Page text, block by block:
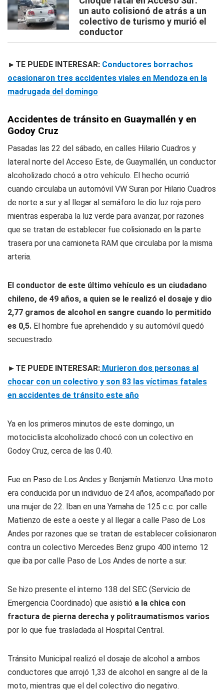
un auto colisionó de atrás a un
colectivo de turismo y murió el
conductor
►TE PUEDE INTERESAR: Conductores borrachos
ocasionaron tres accidentes viales en Mendoza en la
madrugada del domingo
Accidentes de tránsito en Guaymallén y en
Godoy Cruz
Pasadas las 22 del sábado, en calles Hilario Cuadros y
lateral norte del Acceso Este, de Guaymallén, un conductor
alcoholizado chocó a otro vehículo. El hecho ocurrió
cuando circulaba un automóvil VW Suran por Hilario Cuadros
de norte a sur y al llegar al semáforo le dio luz roja pero
mientras esperaba la luz verde para avanzar, por razones
que se tratan de establecer fue colisionado en la parte
trasera por una camioneta RAM que circulaba por la misma
arteria.
El conductor de este último vehículo es un ciudadano
chileno, de 49 años, a quien se le realizó el dosaje y dio
2,77 gramos de alcohol en sangre cuando lo permitido
es 0,5. El hombre fue aprehendido y su automóvil quedó
secuestrado.
►TE PUEDE INTERESAR: Murieron dos personas al
chocar con un colectivo y son 83 las víctimas fatales
en accidentes de tránsito este año
Ya en los primeros minutos de este domingo, un
motociclista alcoholizado chocó con un colectivo en
Godoy Cruz, cerca de las 0.40.
Fue en Paso de Los Andes y Benjamín Matienzo. Una moto
era conducida por un individuo de 24 años, acompañado por
una mujer de 22. Iban en una Yamaha de 125 c.c. por calle
Matienzo de este a oeste y al llegar a calle Paso de Los
Andes por razones que se tratan de establecer colisionaron
contra un colectivo Mercedes Benz grupo 400 interno 12
que iba por calle Paso de Los Andes de norte a sur.
Se hizo presente el interno 138 del SEC (Servicio de
Emergencia Coordinado) que asistió a la chica con
fractura de pierna derecha y politraumatismos varios
por lo que fue trasladada al Hospital Central.
Tránsito Municipal realizó el dosaje de alcohol a ambos
conductores que arrojó 1,33 de alcohol en sangre al de la
moto, mientras que el del colectivo dio negativo.